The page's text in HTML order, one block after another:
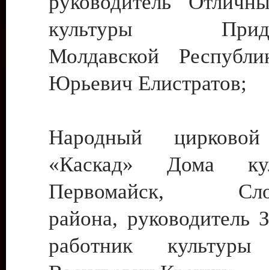
культуры
Молдавской
Юрьевич Елистратов;
Народный цирковой
«Каскад» Дома
Первомайск,
района, руководитель
работник культуры